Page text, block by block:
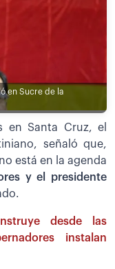
en Sucre de la
en Santa Cruz, el
señaló que,
está en la agenda
y el presidente
desde las
instalan